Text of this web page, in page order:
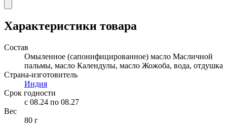
Характеристики товара
Состав
Омыленное (сапонифицированное) масло Масличной
пальмы, масло Календулы, масло Жожоба, вода, отдушка
Страна-изготовитель
Индия
Срок годности
c 08.24 по 08.27
Вес
80 г